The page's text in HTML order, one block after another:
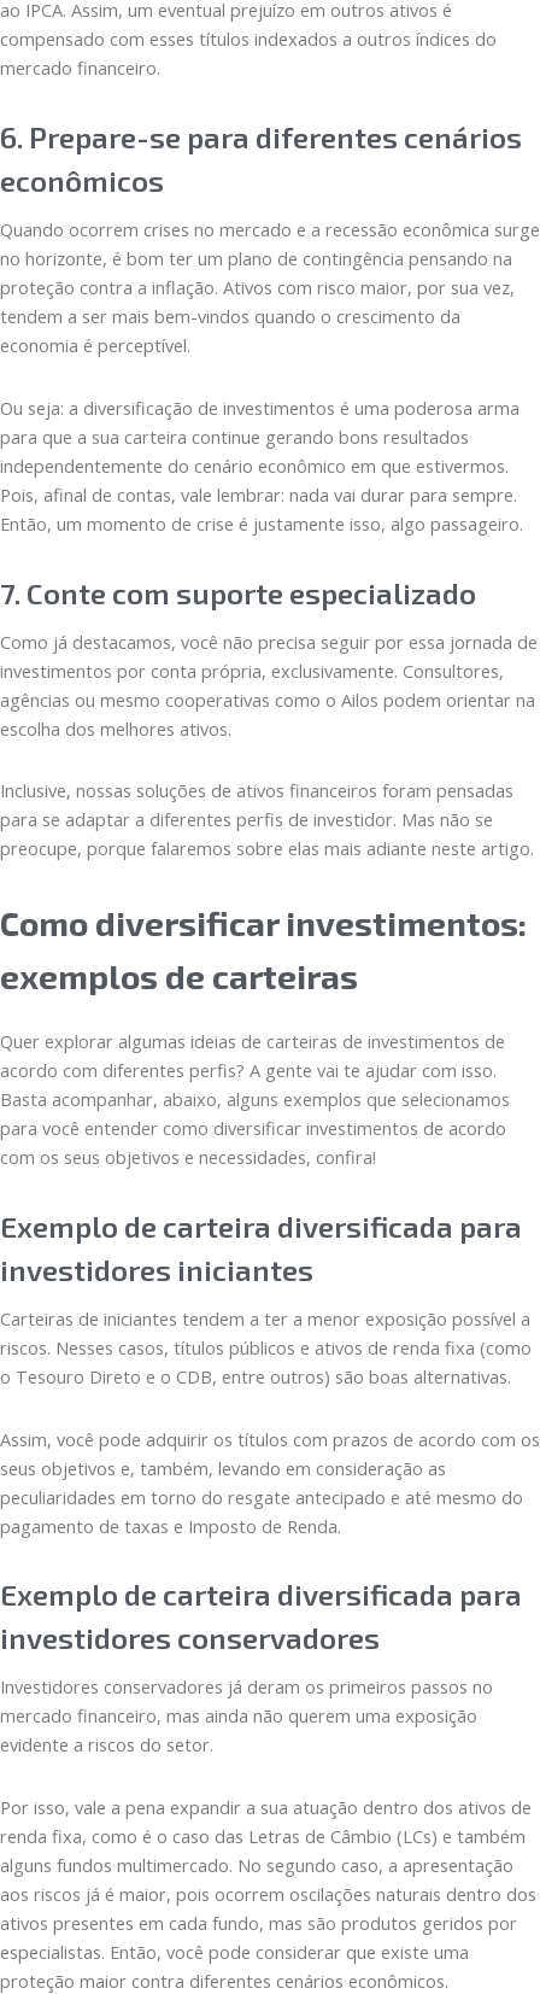
ao IPCA. Assim, um eventual prejuízo em outros ativos é
compensado com esses títulos indexados a outros índices do
mercado financeiro.
6. Prepare-se para diferentes cenários
econômicos
Quando ocorrem crises no mercado e a recessão econômica surge
no horizonte, é bom ter um plano de contingência pensando na
proteção contra a inflação. Ativos com risco maior, por sua vez,
tendem a ser mais bem-vindos quando o crescimento da
economia é perceptível.
Ou seja: a diversificação de investimentos é uma poderosa arma
para que a sua carteira continue gerando bons resultados
independentemente do cenário econômico em que estivermos.
Pois, afinal de contas, vale lembrar: nada vai durar para sempre.
Então, um momento de crise é justamente isso, algo passageiro.
7. Conte com suporte especializado
Como já destacamos, você não precisa seguir por essa jornada de
investimentos por conta própria, exclusivamente. Consultores,
agências ou mesmo cooperativas como o Ailos podem orientar na
escolha dos melhores ativos.
Inclusive, nossas soluções de ativos financeiros foram pensadas
para se adaptar a diferentes perfis de investidor. Mas não se
preocupe, porque falaremos sobre elas mais adiante neste artigo.
Como diversificar investimentos:
exemplos de carteiras
Quer explorar algumas ideias de carteiras de investimentos de
acordo com diferentes perfis? A gente vai te ajudar com isso.
Basta acompanhar, abaixo, alguns exemplos que selecionamos
para você entender como diversificar investimentos de acordo
com os seus objetivos e necessidades, confira!
Exemplo de carteira diversificada para
investidores iniciantes
Carteiras de iniciantes tendem a ter a menor exposição possível a
riscos. Nesses casos, títulos públicos e ativos de renda fixa (como
o Tesouro Direto e o CDB, entre outros) são boas alternativas.
Assim, você pode adquirir os títulos com prazos de acordo com os
seus objetivos e, também, levando em consideração as
peculiaridades em torno do resgate antecipado e até mesmo do
pagamento de taxas e Imposto de Renda.
Exemplo de carteira diversificada para
investidores conservadores
Investidores conservadores já deram os primeiros passos no
mercado financeiro, mas ainda não querem uma exposição
evidente a riscos do setor.
Por isso, vale a pena expandir a sua atuação dentro dos ativos de
renda fixa, como é o caso das Letras de Câmbio (LCs) e também
alguns fundos multimercado. No segundo caso, a apresentação
aos riscos já é maior, pois ocorrem oscilações naturais dentro dos
ativos presentes em cada fundo, mas são produtos geridos por
especialistas. Então, você pode considerar que existe uma
proteção maior contra diferentes cenários econômicos.